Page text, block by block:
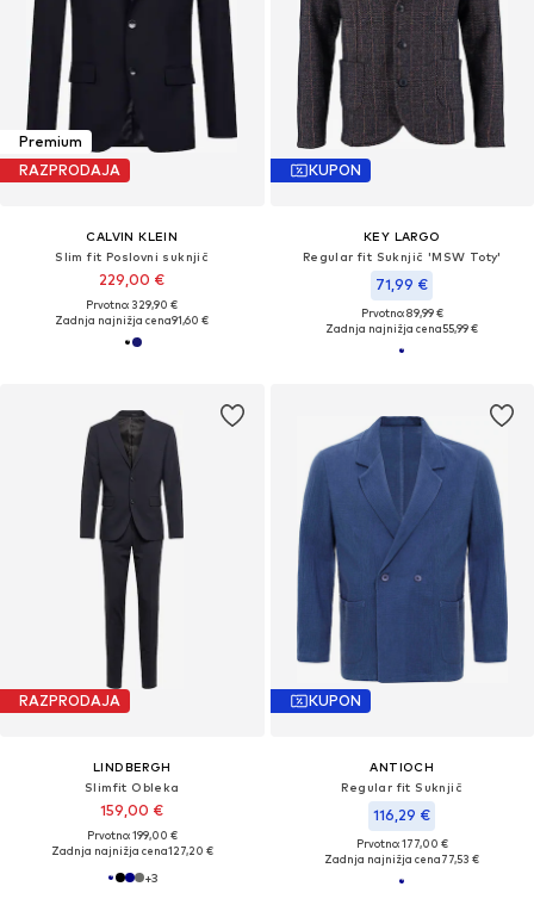
Premium
RAZPRODAJA
CALVIN KLEIN
Slim fit Poslovni suknjič
229,00 €
Prvotno: 329,90 €
Zadnja najnižja cena91,60 €
KUPON
KEY LARGO
Regular fit Suknjič 'MSW Toty'
71,99 €
Prvotno: 89,99 €
Zadnja najnižja cena55,99 €
RAZPRODAJA
LINDBERGH
Slimfit Obleka
159,00 €
Prvotno: 199,00 €
Zadnja najnižja cena127,20 €
+3
KUPON
ANTIOCH
Regular fit Suknjič
116,29 €
Prvotno: 177,00 €
Zadnja najnižja cena77,53 €